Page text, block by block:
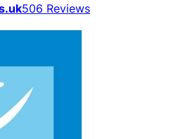
506 Reviews